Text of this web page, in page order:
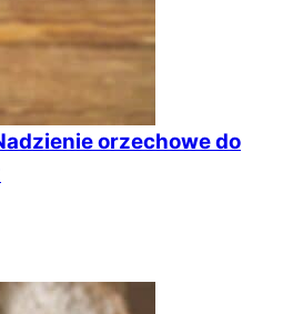
orzechowe do